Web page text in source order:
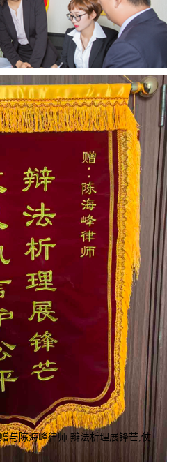
与陈海峰律师 辩法析理展锋芒,仗